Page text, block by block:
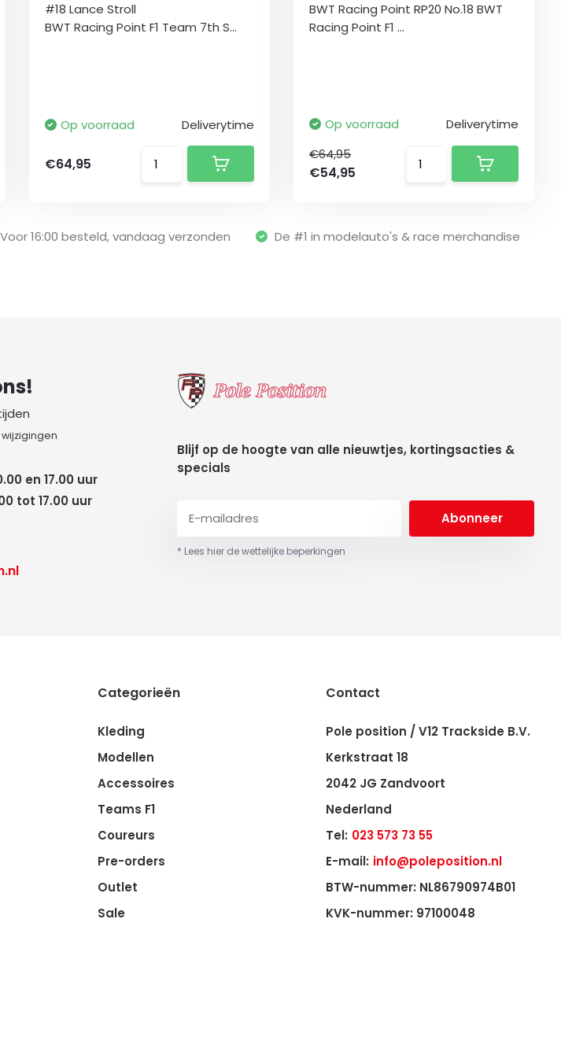
#18 Lance Stroll
BWT Racing Point F1 Team 7th S...
Op voorraad Deliverytime
€64,95
BWT Racing Point RP20 No.18 BWT
Racing Point F1 ...
Op voorraad
Deliverytime
€64,95
€54,95
Voor 16:00 besteld, vandaag verzonden De #1 in modelauto's & race merchandise
en 17.00 uur
tot 17.00 uur
Blijf op de hoogte van alle nieuwtjes, kortingsacties &
specials
Abonneer
* Lees hier de wettelijke beperkingen
Categorieën
Kleding
Modellen
Accessoires
Teams F1
Coureurs
Pre-orders
Outlet
Sale
Contact
Pole position / V12 Trackside B.V.
Kerkstraat 18
2042 JG Zandvoort
Nederland
Tel: 023 573 73 55
E-mail: info@poleposition.nl
BTW-nummer: NL86790974B01
KVK-nummer: 97100048